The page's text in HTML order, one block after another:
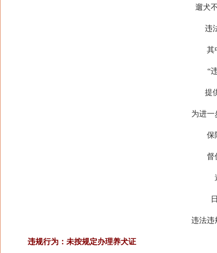
遛犬不
违法
其中
“违
提供
为进一步
保障
督促
遵
日
违法违规
违规行为：未按规定办理养犬证